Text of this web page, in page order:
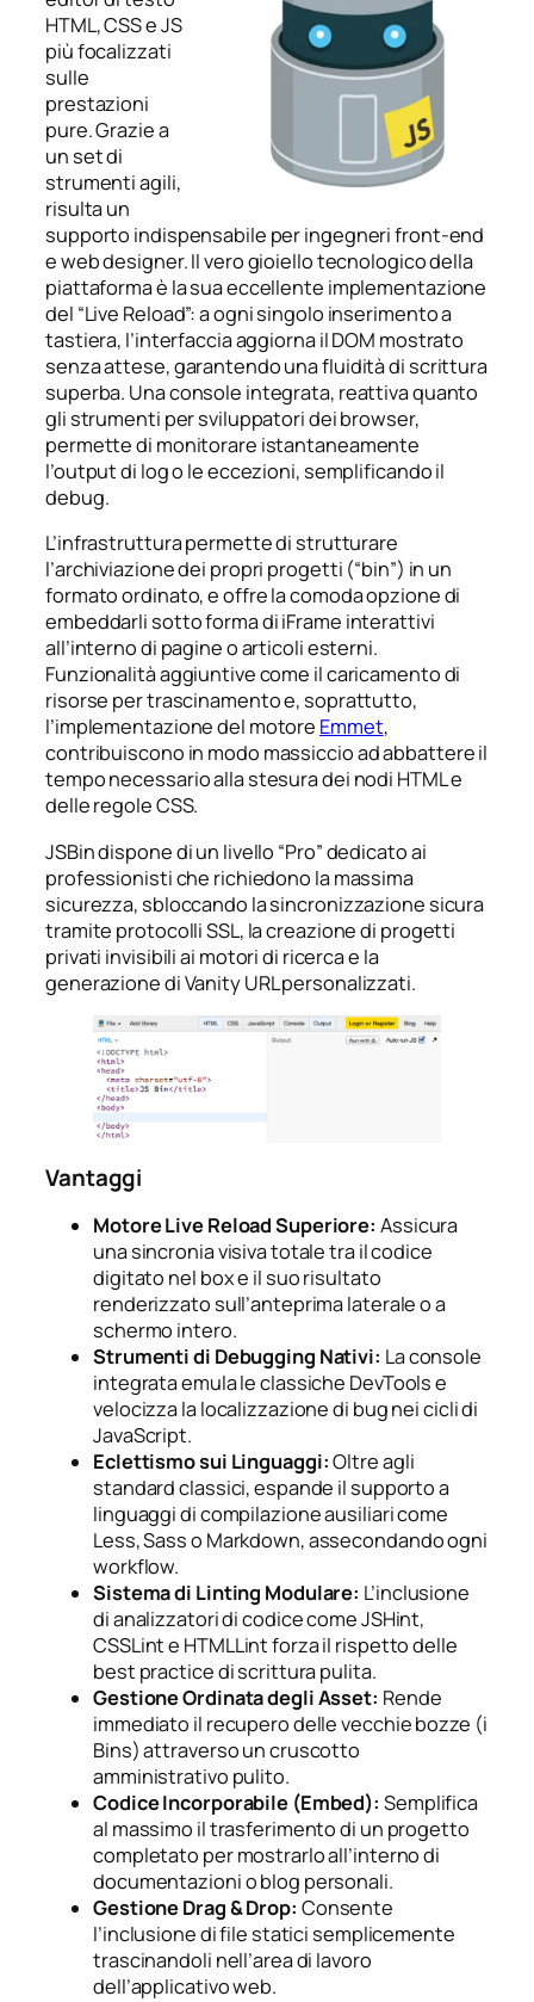
HTML, CSS e JS
più focalizzati
sulle
prestazioni
pure. Grazie a
un set di
strumenti agili,
risulta un
supporto indispensabile per ingegneri front-end
e web designer. Il vero gioiello tecnologico della
piattaforma è la sua eccellente implementazione
del “Live Reload”: a ogni singolo inserimento a
tastiera, l’interfaccia aggiorna il DOM mostrato
senza attese, garantendo una fluidità di scrittura
superba. Una console integrata, reattiva quanto
gli strumenti per sviluppatori dei browser,
permette di monitorare istantaneamente
l’output di log o le eccezioni, semplificando il
debug.
L’infrastruttura permette di strutturare
l’archiviazione dei propri progetti (“bin”) in un
formato ordinato, e offre la comoda opzione di
embeddarli sotto forma di iFrame interattivi
all’interno di pagine o articoli esterni.
Funzionalità aggiuntive come il caricamento di
risorse per trascinamento e, soprattutto,
l’implementazione del motore Emmet,
contribuiscono in modo massiccio ad abbattere il
tempo necessario alla stesura dei nodi HTML e
delle regole CSS.
JSBin dispone di un livello “Pro” dedicato ai
professionisti che richiedono la massima
sicurezza, sbloccando la sincronizzazione sicura
tramite protocolli SSL, la creazione di progetti
privati invisibili ai motori di ricerca e la
generazione di Vanity URL personalizzati.
Vantaggi
Motore Live Reload Superiore: Assicura
una sincronia visiva totale tra il codice
digitato nel box e il suo risultato
renderizzato sull’anteprima laterale o a
schermo intero.
Strumenti di Debugging Nativi: La console
integrata emula le classiche DevTools e
velocizza la localizzazione di bug nei cicli di
JavaScript.
Eclettismo sui Linguaggi:Oltre agli
standard classici, espande il supporto a
linguaggi di compilazione ausiliari come
Less, Sass o Markdown, assecondando ogni
workflow.
Sistema di Linting Modulare: L’inclusione
di analizzatori di codice come JSHint,
CSSLint e HTMLLint forza il rispetto delle
best practice di scrittura pulita.
Gestione Ordinata degli Asset: Rende
immediato il recupero delle vecchie bozze (i
Bins) attraverso un cruscotto
amministrativo pulito.
Codice Incorporabile (Embed): Semplifica
al massimo il trasferimento di un progetto
completato per mostrarlo all’interno di
documentazioni o blog personali.
Gestione Drag & Drop: Consente
l’inclusione di file statici semplicemente
trascinandoli nell’area di lavoro
dell’applicativo web.